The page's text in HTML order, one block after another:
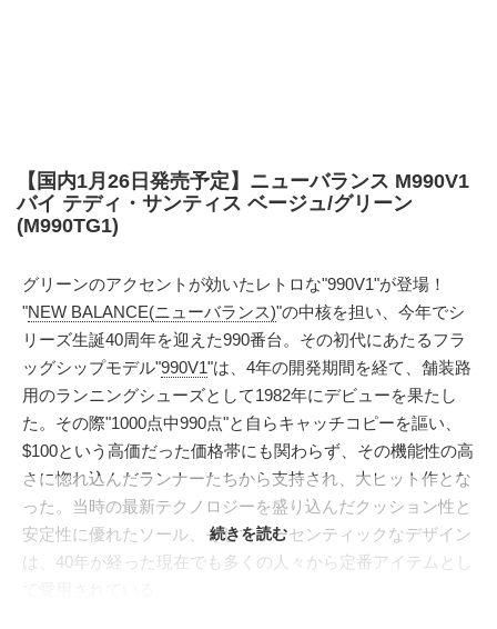
【国内1月26日発売予定】ニューバランス M990V1
バイ テディ・サンティス ベージュ/グリーン
(M990TG1)
グリーンのアクセントが効いたレトロな"990V1"が登場！
"NEW BALANCE(ニューバランス)"の中核を担い、今年でシ
リーズ生誕40周年を迎えた990番台。その初代にあたるフラ
ッグシップモデル"990V1"は、4年の開発期間を経て、舗装路
用のランニングシューズとして1982年にデビューを果たし
た。その際"1000点中990点"と自らキャッチコピーを謳い、
$100という高価だった価格帯にも関わらず、その機能性の高
さに惚れ込んだランナーたちから支持され、大ヒット作とな
った。当時の最新テクノロジーを盛り込んだクッション性と
安定性に優れたソール、そしてオーセンティックなデザイン
は、40年が経った現在でも多くの人々から定番アイテムとし
続きを読む